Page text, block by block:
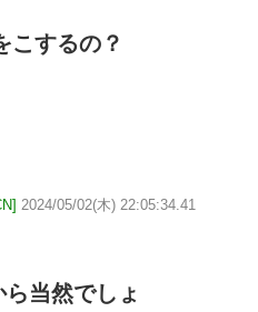
こするの？
2024/05/02(木) 22:05:34.41
当然でしょ